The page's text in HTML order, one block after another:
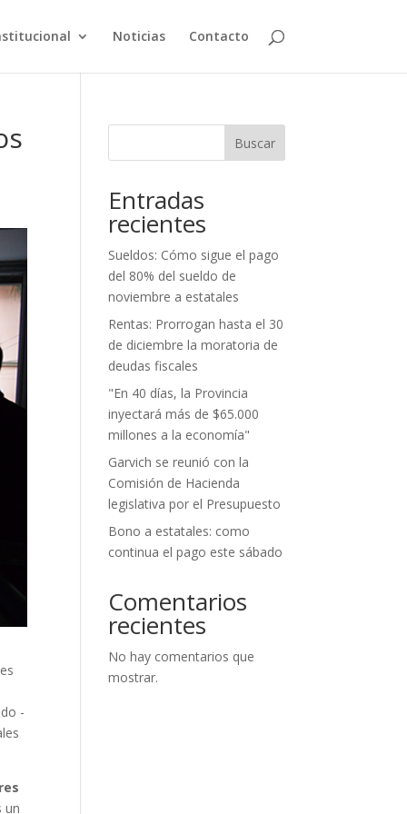
Noticias Contacto
-
un
Buscar
Entradas
recientes
Sueldos: Cómo sigue el pago
del 80% del sueldo de
noviembre a estatales
Rentas: Prorrogan hasta el 30
de diciembre la moratoria de
deudas fiscales
"En 40 días, la Provincia
inyectará más de $65.000
millones a la economía"
Garvich se reunió con la
Comisión de Hacienda
legislativa por el Presupuesto
Bono a estatales: como
continua el pago este sábado
Comentarios
recientes
No hay comentarios que
mostrar.